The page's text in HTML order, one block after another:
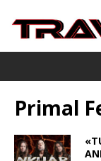
Primal